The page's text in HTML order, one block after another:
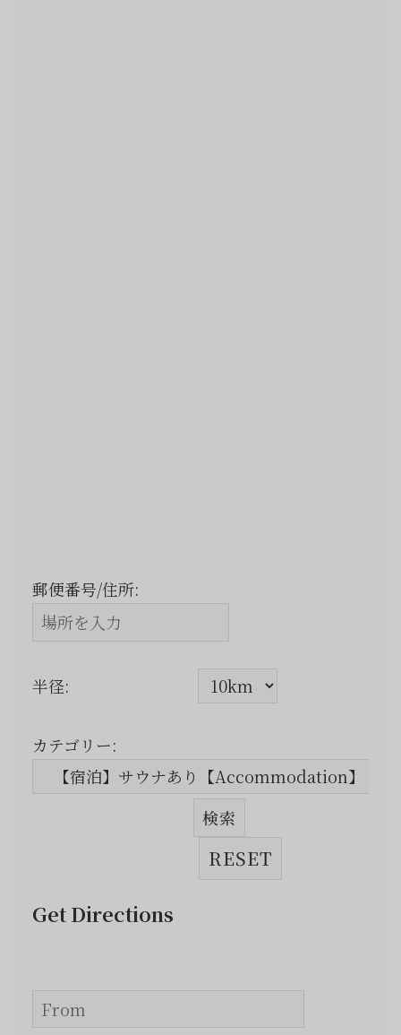
郵便番号/住所:
半径:
カテゴリー:
Get Directions